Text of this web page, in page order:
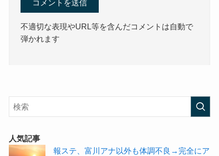
不適切な表現やURL等を含んだコメントは自動で
弾かれます
人気記事
報ステ、富川アナ以外も体調不良→完全にア